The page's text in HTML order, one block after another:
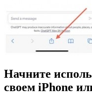
Начните
своем iPhone